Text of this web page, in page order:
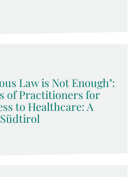
Law is Not Enough":
of Practitioners for
to Healthcare: A